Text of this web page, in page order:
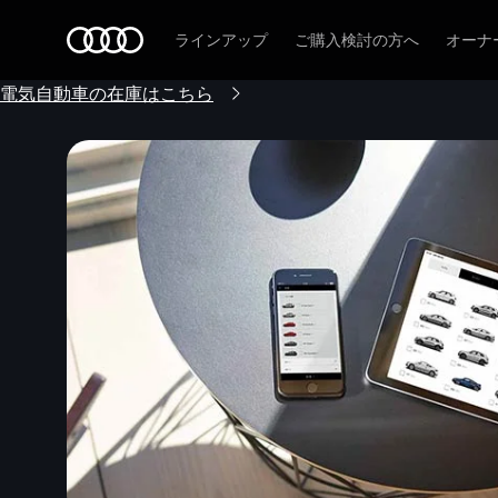
ラインアップ ご購入検討の方へ オーナ
電気自動車の在庫はこちら